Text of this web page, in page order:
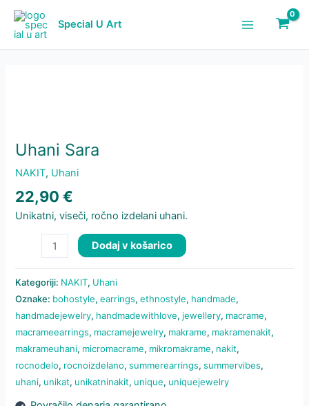
Skip
content
Special U Art
Uhani Sara
NAKIT, Uhani
22,90€
Unikatni, viseči, ročno izdelani uhani.
Dodaj v košarico
Kategoriji: NAKIT, Uhani
Oznake: bohostyle,earrings,ethnostyle, handmade,
handmadejewelry, handmadewithlove, jewellery, macrame,
macrameearrings, macramejewelry, makrame, makramenakit,
makrameuhani, micromacrame, mikromakrame, nakit,
rocnodelo, rocnoizdelano,summerearrings,summervibes,
uhani, unikat, unikatninakit, unique, uniquejewelry
količina